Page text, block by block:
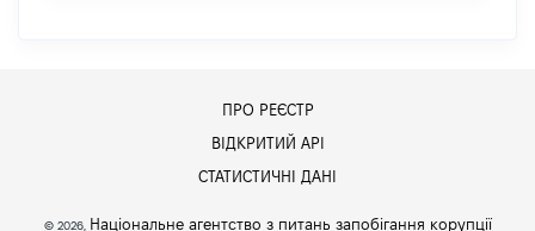
ПРО РЕЄСТР
ВІДКРИТИЙ АРІ
СТАТИСТИЧНІ ДАНІ
© 2026, Національне агентство з питань запобігання корупції